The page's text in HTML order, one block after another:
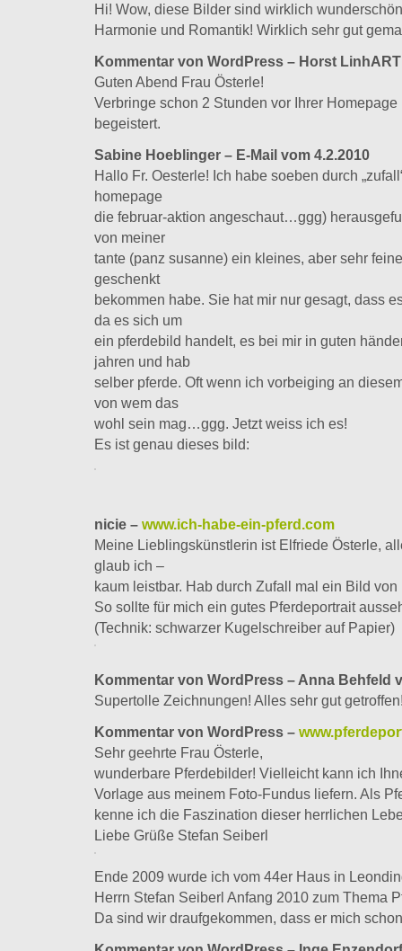
Hi! Wow, diese Bilder sind wirklich
Harmonie und Romantik! Wirklich sehr gut
Kommentar von WordPress – Horst LinhART
Guten Abend Frau Österle!
Verbringe schon 2 Stunden vor Ihrer
begeistert.
Sabine Hoeblinger – E-Mail vom 4.2.2010
Hallo Fr. Oesterle! Ich habe soeben durch
homepage
die februar-aktion angeschaut…ggg)
von meiner
tante (panz susanne) ein kleines, aber sehr
geschenkt
bekommen habe. Sie hat mir nur gesagt, dass
da es sich um
ein pferdebild handelt, es bei mir in guten
jahren und hab
selber pferde. Oft wenn ich vorbeiging an
von wem das
wohl sein mag…ggg. Jetzt weiss ich es!
Es ist genau dieses bild:
nicie – www.ich-habe-ein-pferd.com
Meine Lieblingskünstlerin ist Elfriede Österle,
glaub ich –
kaum leistbar. Hab durch Zufall mal ein Bild
So sollte für mich ein gutes Pferdeportrait
(Technik: schwarzer Kugelschreiber auf Papier)
Kommentar von WordPress – Anna Behfeld
Supertolle Zeichnungen! Alles sehr gut
Kommentar von WordPress –
Sehr geehrte Frau Österle,
wunderbare Pferdebilder! Vielleicht kann ich
Vorlage aus meinem Foto-Fundus liefern. Als
kenne ich die Faszination dieser herrlichen
Liebe Grüße Stefan Seiberl
Ende 2009 wurde ich vom 44er Haus in
Herrn Stefan Seiberl Anfang 2010 zum Thema
Da sind wir draufgekommen, dass er mich